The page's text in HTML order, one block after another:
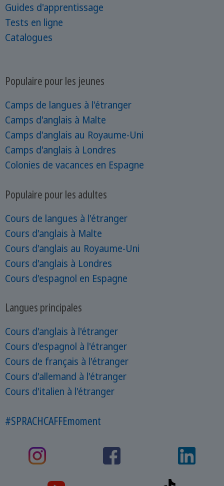
Guides d'apprentissage
Tests en ligne
Catalogues
Populaire pour les jeunes
Camps de langues à l'étranger
Camps d'anglais à Malte
Camps d'anglais au Royaume-Uni
Camps d'anglais à Londres
Colonies de vacances en Espagne
Populaire pour les adultes
Cours de langues à l'étranger
Cours d'anglais à Malte
Cours d'anglais au Royaume-Uni
Cours d'anglais à Londres
Cours d'espagnol en Espagne
Langues principales
Cours d'anglais à l'étranger
Cours d'espagnol à l'étranger
Cours de français à l'étranger
Cours d'allemand à l'étranger
Cours d'italien à l'étranger
#SPRACHCAFFEmoment